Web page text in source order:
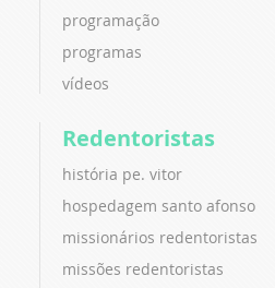
programação
programas
vídeos
Redentoristas
história pe. vitor
hospedagem santo afonso
missionários redentoristas
missões redentoristas